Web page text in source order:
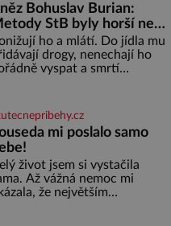
Bohuslav Burian:
StB byly horší než
trýznění
ho a mlátí. Do jídla mu
drogy, nenechají ho
vyspat a smrtí
podepíše všechno,
po něm chtějí. Svým
jim potvrdí také to, že
něj během výslechů nikdo
fyzický ani psychický
Syn brněnského řezníka
být knězem a
mi poslalo samo
život jsem si vystačila
Až vážná nemoc mi
že největším